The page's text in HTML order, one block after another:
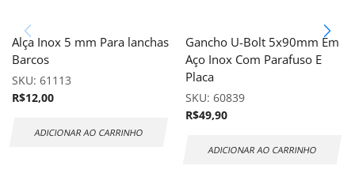
Alça Inox 5 mm Para lanchas
Barcos
SKU: 61113
R$12,00
ADICIONAR AO CARRINHO
Gancho U-Bolt 5x90mm Em
Aço Inox Com Parafuso E
Placa
SKU: 60839
R$49,90
ADICIONAR AO CARRINHO